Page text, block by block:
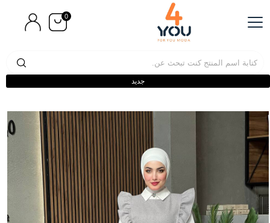
0
جديد